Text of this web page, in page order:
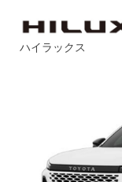
ハイラックス